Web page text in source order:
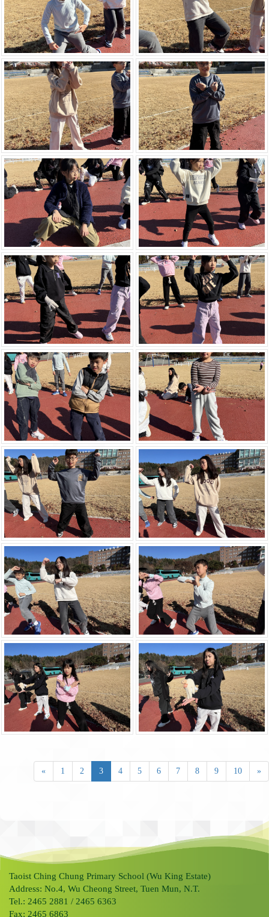
« 1 2 3 4 5 6 7 8 9 10 »
Taoist Ching Chung Primary School (Wu King Estate)
Address: No.4, Wu Cheong Street, Tuen Mun, N.T.
Tel.: 2465 2881 / 2465 6363
Fax: 2465 6863